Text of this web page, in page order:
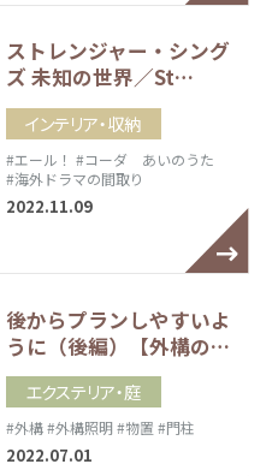
ストレンジャー・シング
ズ 未知の世界／St…
インテリア・収納
#エール！ #コーダ あいのうた
#海外ドラマの間取り
2022.11.09
後からプランしやすいよ
うに（後編）【外構の…
エクステリア・庭
#外構#外構照明 #物置 #門柱
2022.07.01